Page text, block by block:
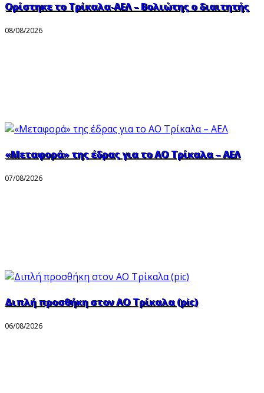
Ορίστηκε το Τρίκαλα-ΑΕΛ – Βολιώτης ο διαιτητής
08/08/2026
«Μεταφορά» της έδρας για το ΑΟ Τρίκαλα – ΑΕΛ
07/08/2026
Διπλή προσθήκη στον ΑΟ Τρίκαλα (pic)
06/08/2026